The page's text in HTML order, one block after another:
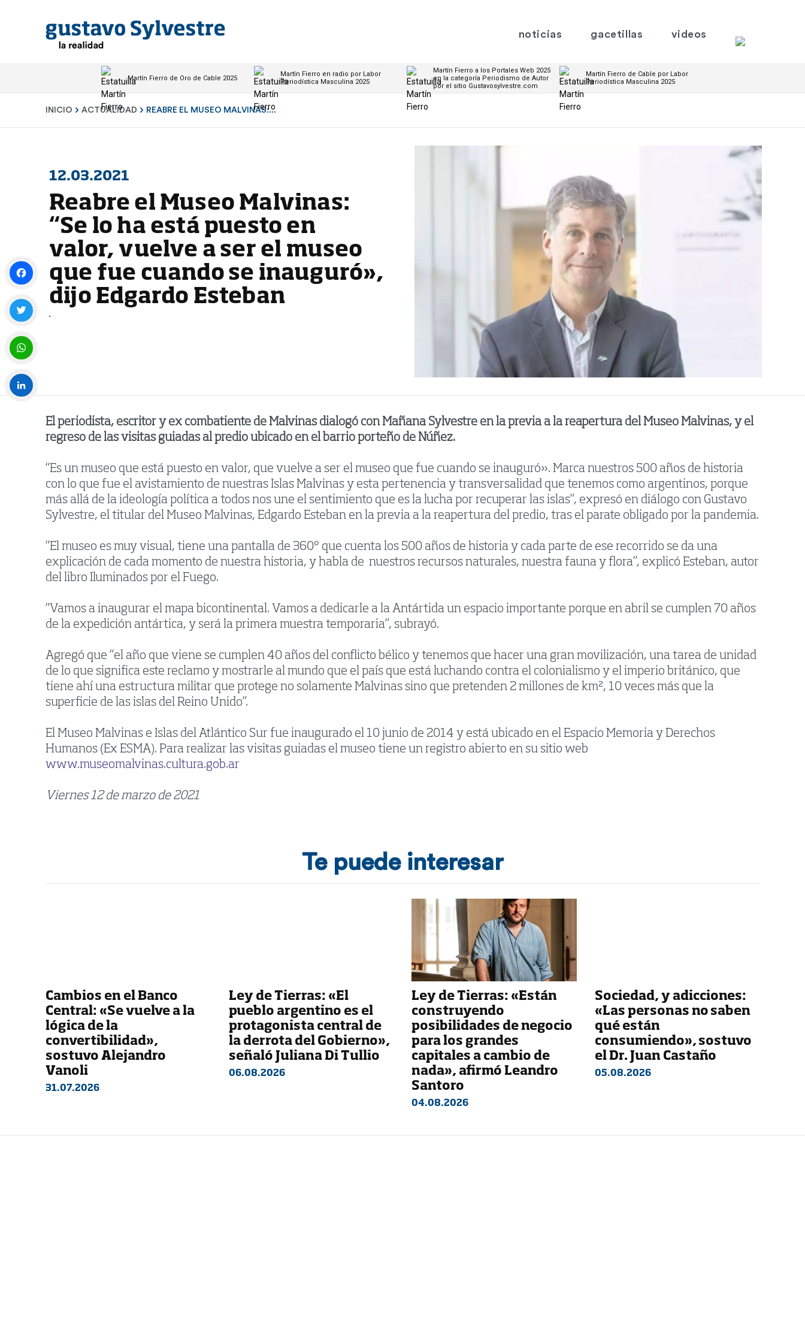
noticias gacetillas videos
Martín Fierro de Oro de Cable 2025
Martín Fierro en radio por Labor
Periodística Masculina 2025
Martín Fierro a los Portales Web 2025
en la categoría Periodismo de Autor
por el sitio Gustavosylvestre.com
Martín Fierro de Cable por Labor
Periodística Masculina 2025
INICIO ACTUALIDAD REABRE EL MUSEO MALVINAS:...
12.03.2021
Reabre el Museo Malvinas:
“Se lo ha está puesto en
valor, vuelve a ser el museo
que fue cuando se inauguró»,
dijo Edgardo Esteban
El periodista, escritor y ex combatiente de Malvinas dialogó con Mañana Sylvestre en la previa a la reapertura del Museo Malvinas, y el
regreso de las visitas guiadas al predio ubicado en el barrio porteño de Núñez.
“Es un museo que está puesto en valor, que vuelve a ser el museo que fue cuando se inauguró». Marca nuestros 500 años de historia
con lo que fue el avistamiento de nuestras Islas Malvinas y esta pertenencia y transversalidad que tenemos como argentinos, porque
más allá de la ideología política a todos nos une el sentimiento que es la lucha por recuperar las islas”, expresó en diálogo con Gustavo
Sylvestre, el titular del Museo Malvinas, Edgardo Esteban en la previa a la reapertura del predio, tras el parate obligado por la pandemia.
“El museo es muy visual, tiene una pantalla de 360° que cuenta los 500 años de historia y cada parte de ese recorrido se da una
explicación de cada momento de nuestra historia, y habla de nuestros recursos naturales, nuestra fauna y flora”, explicó Esteban, autor
del libro Iluminados por el Fuego.
“Vamos a inaugurar el mapa bicontinental. Vamos a dedicarle a la Antártida un espacio importante porque en abril se cumplen 70 años
de la expedición antártica, y será la primera muestra temporaria”, subrayó.
Agregó que “el año que viene se cumplen 40 años del conflicto bélico y tenemos que hacer una gran movilización, una tarea de unidad
de lo que significa este reclamo y mostrarle al mundo que el país que está luchando contra el colonialismo y el imperio británico, que
tiene ahí una estructura militar que protege no solamente Malvinas sino que pretenden 2 millones de km², 10 veces más que la
superficie de las islas del Reino Unido”.
El Museo Malvinas e Islas del Atlántico Sur fue inaugurado el 10 junio de 2014 y está ubicado en el Espacio Memoria y Derechos
Humanos (Ex ESMA). Para realizar las visitas guiadas el museo tiene un registro abierto en su sitio web
www.museomalvinas.cultura.gob.ar
Viernes 12 de marzo de 2021
Te puede interesar
Cambios en el Banco
Central: «Se vuelve a la
lógica de la
convertibilidad»,
sostuvo Alejandro
Vanoli
31.07.2026
Ley de Tierras: «El
pueblo argentino es el
protagonista central de
la derrota del Gobierno»,
señaló Juliana Di Tullio
06.08.2026
Ley de Tierras: «Están
construyendo
posibilidades de negocio
para los grandes
capitales a cambio de
nada», afirmó Leandro
Santoro
04.08.2026
Sociedad, y adicciones:
«Las personas no saben
qué están
consumiendo», sostuvo
el Dr. Juan Castaño
05.08.2026
Facebook
Twitter
WhatsApp